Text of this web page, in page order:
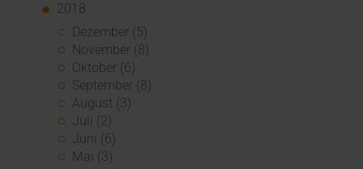
2018
Dezember (5)
November (8)
Oktober (6)
September (8)
August (3)
Juli (2)
Juni (6)
Mai (3)